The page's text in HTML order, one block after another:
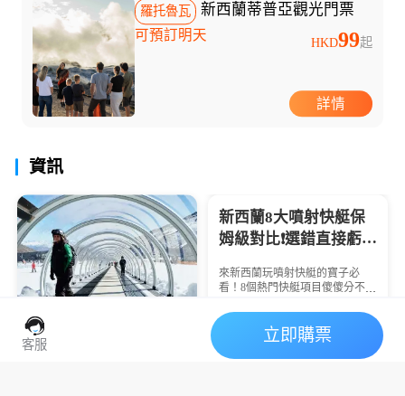
羅托魯瓦 新西蘭蒂普亞觀光門票
可預訂明天 HKD99起
詳情
資訊
零基礎滑雪超容易！紐
新西蘭8大噴射快艇保
姆級對比❗選錯直接虧哭
來新西蘭玩噴射快艇的寶子必
看！8個熱門快艇項目傻傻分不
亮點一次性講透，新手直接抄作
業不踩雷👇
客服
立即購票